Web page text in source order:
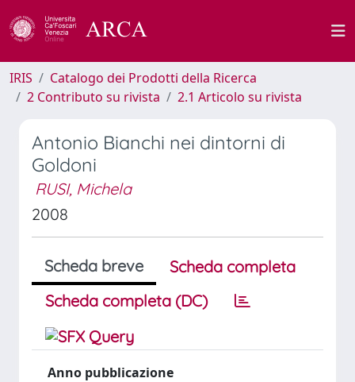
IRIS
Catalogo dei Prodotti della Ricerca
2 Contributo su rivista
2.1 Articolo su rivista
Antonio Bianchi nei dintorni di
Goldoni
RUSI, Michela
2008
Scheda breve
Scheda completa
Scheda completa (DC)
Anno pubblicazione